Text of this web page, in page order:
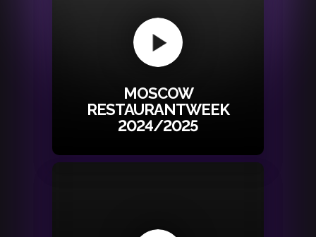
MOSCOW
RESTAURANTWEEK
2024/2025